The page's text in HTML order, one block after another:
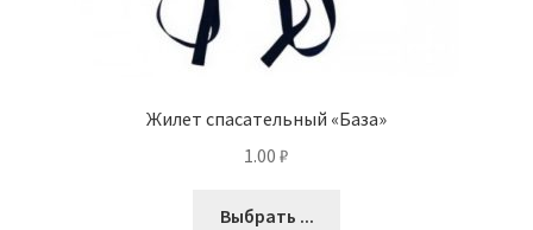
Жилет спасательный «База»
1.00 ₽
Выбрать ...